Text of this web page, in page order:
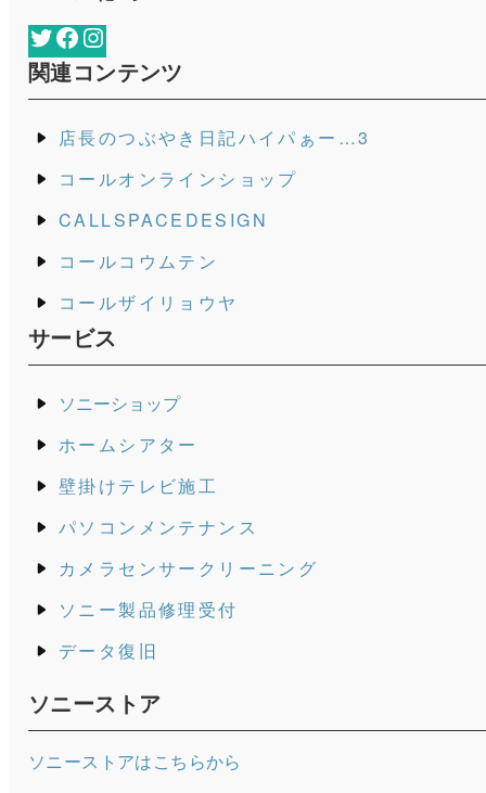
TwitterFacebook
関連コンテンツ
店長のつぶやき日記ハイパぁー…3
コールオンラインショップ
CALLSPACEDESIGN
コールコウムテン
コールザイリョウヤ
サービス
ソニーショップ
ホームシアター
壁掛けテレビ施工
パソコンメンテナンス
カメラセンサークリーニング
ソニー製品修理受付
データ復旧
ソニーストア
ソニーストアはこちらから